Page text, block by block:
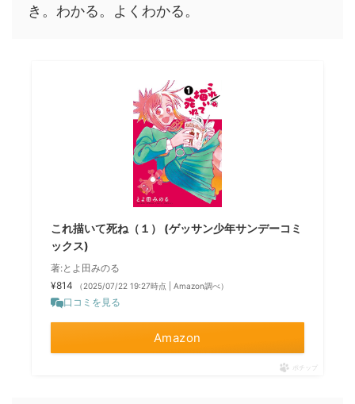
き。わかる。よくわかる。
これ描いて死ね（１） (ゲッサン少年サンデーコミ
ックス)
著:とよ田みのる
¥814
（2025/07/22 19:27時点 | Amazon調べ）
口コミを見る
Amazon
ポチップ